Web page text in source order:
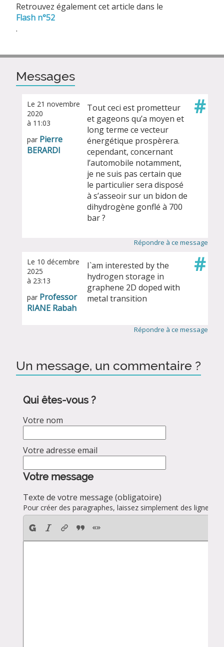
Retrouvez également cet article dans le
Flash n°52
.
Messages
Le 21 novembre
2020
à 11:03
par Pierre
BERARDI
Tout ceci est prometteur
et gageons qu’a moyen et
long terme ce vecteur
énergétique prospèrera.
cependant, concernant
l’automobile notamment,
je ne suis pas certain que
le particulier sera disposé
à s’asseoir sur un bidon de
dihydrogène gonflé à 700
bar ?
#
Répondre à ce message
Le 10 décembre
2025
à 23:13
par Professor
RIANE Rabah
I`am interested by the
hydrogen storage in
graphene 2D doped with
metal transition
#
Répondre à ce message
Un message, un commentaire ?
Qui êtes-vous ?
Votre nom
Votre adresse email
Votre message
Texte de votre message (obligatoire)
Pour créer des paragraphes, laissez simplement des lignes